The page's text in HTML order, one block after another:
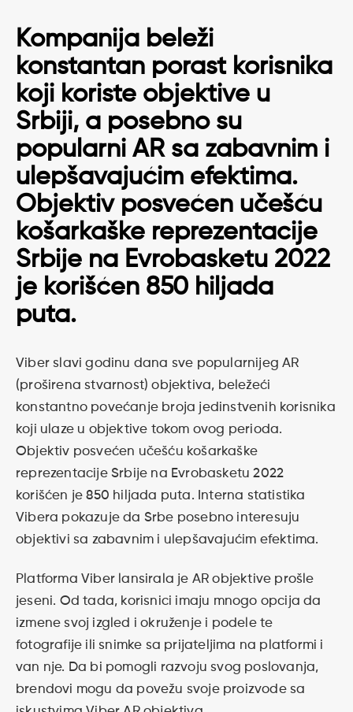
Kompanija beleži
konstantan porast korisnika
koji koriste objektive u
Srbiji, a posebno su
popularni AR sa zabavnim i
ulepšavajućim efektima.
Objektiv posvećen učešću
košarkaške reprezentacije
Srbije na Evrobasketu 2022
je korišćen 850 hiljada
puta.
Viber slavi godinu dana sve popularnijeg AR
(proširena stvarnost) objektiva, beležeći
konstantno povećanje broja jedinstvenih korisnika
koji ulaze u objektive tokom ovog perioda.
Objektiv posvećen učešću košarkaške
reprezentacije Srbije na Evrobasketu 2022
korišćen je 850 hiljada puta. Interna statistika
Vibera pokazuje da Srbe posebno interesuju
objektivi sa zabavnim i ulepšavajućim efektima.
Platforma Viber lansirala je AR objektive prošle
jeseni. Od tada, korisnici imaju mnogo opcija da
izmene svoj izgled i okruženje i podele te
fotografije ili snimke sa prijateljima na platformi i
van nje. Da bi pomogli razvoju svog poslovanja,
brendovi mogu da povežu svoje proizvode sa